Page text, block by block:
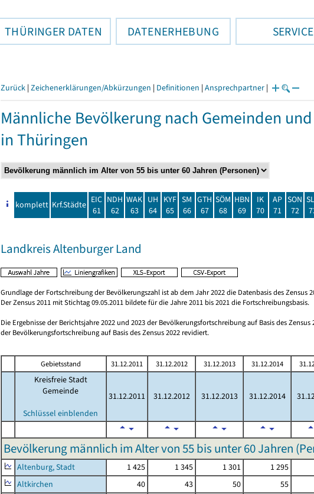
THÜRINGER DATEN DATENERHEBUNG SERVICE
Zurück | Zeichenerklärungen/Abkürzungen | Definitionen | Ansprechpartner |
Männliche Bevölkerung nach Gemeinden
in Thüringen
komplett Krf.Städte EIC
61
NDH
62
WAK
63
UH
64
KYF
65
SM
66
GTH
67
SÖM
68
HBN
69
IK
70
AP
71
SON
72
Landkreis Altenburger Land
Grundlage der Fortschreibung der Bevölkerungszahl ist ab dem Jahr 2022 die Datenbasis des Zensus
Der Zensus 2011 mit Stichtag 09.05.2011 bildete für die Jahre 2011 bis 2021 die Fortschreibungsbasis.
Die Ergebnisse der Berichtsjahre 2022 und 2023 der Bevölkerungsfortschreibung auf Basis des
der Bevölkerungsfortschreibung auf Basis des Zensus 2022 revidiert.
Gebietsstand 31.12.2011 31.12.2012 31.12.2013 31.12.2014
Kreisfreie Stadt
Gemeinde
Schlüssel einblenden
31.12.2011 31.12.2012 31.12.2013 31.12.2014
Bevölkerung männlich im Alter von 55 bis unter 60 Jahren
Altenburg, Stadt 1 425 1 345 1 301 1 295
Altkirchen
40 43 50 55